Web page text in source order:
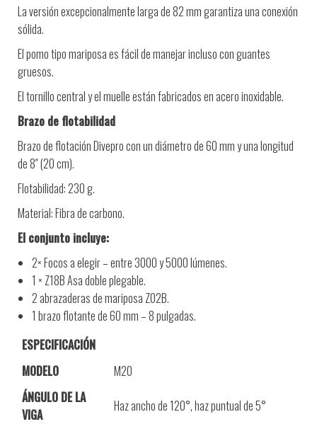
La versión excepcionalmente larga de 82 mm garantiza una conexión
sólida.
El pomo tipo mariposa es fácil de manejar incluso con guantes
gruesos.
El tornillo central y el muelle están fabricados en acero inoxidable.
Brazo de flotabilidad
Brazo de flotación Divepro con un diámetro de 60 mm y una longitud
de 8″ (20 cm).
Flotabilidad: 230 g.
Material: Fibra de carbono.
El conjunto incluye:
2× Focos a elegir – entre 3000 y 5000 lúmenes.
1 × Z18B Asa doble plegable.
2 abrazaderas de mariposa Z02B.
1 brazo flotante de 60 mm – 8 pulgadas.
ESPECIFICACIÓN
MODELO
M20
ÁNGULO DE LA
VIGA
Haz ancho de 120°, haz puntual de 5°